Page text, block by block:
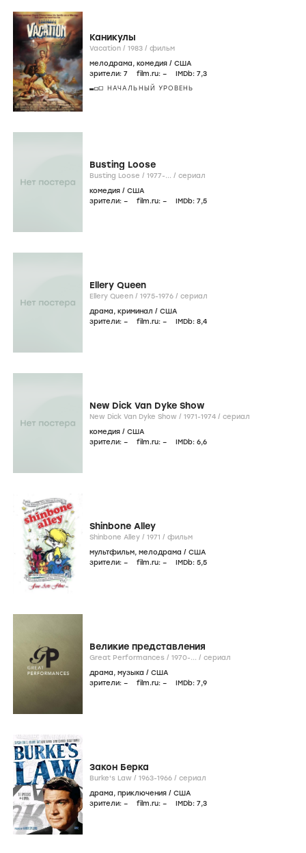
Каникулы
Vacation / 1983 / фильм
мелодрама, комедия / США
зрители: 7 film.ru: – IMDb: 7,3
НАЧАЛЬНЫЙ УРОВЕНЬ
Busting Loose
Busting Loose / 1977-... / сериал
комедия / США
зрители: – film.ru: – IMDb: 7,5
Ellery Queen
Ellery Queen / 1975-1976 / сериал
драма, криминал / США
зрители: – film.ru: – IMDb: 8,4
New Dick Van Dyke Show
New Dick Van Dyke Show / 1971-1974 / сериал
комедия / США
зрители: – film.ru: – IMDb: 6,6
Shinbone Alley
Shinbone Alley / 1971 / фильм
мультфильм, мелодрама / США
зрители: – film.ru: – IMDb: 5,5
Великие представления
Great Performances / 1970-... / сериал
драма, музыка / США
зрители: – film.ru: – IMDb: 7,9
Закон Берка
Burke's Law / 1963-1966 / сериал
драма, приключения / США
зрители: – film.ru: – IMDb: 7,3